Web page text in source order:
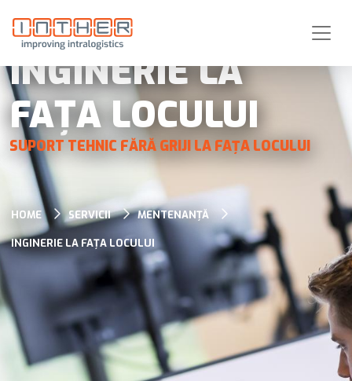
INGINERIE LA
FAȚA LOCULUI
SUPORT TEHNIC FĂRĂ GRIJI LA FAȚA LOCULUI
HOME SERVICII MENTENANȚĂ
INGINERIE LA FAȚA LOCULUI